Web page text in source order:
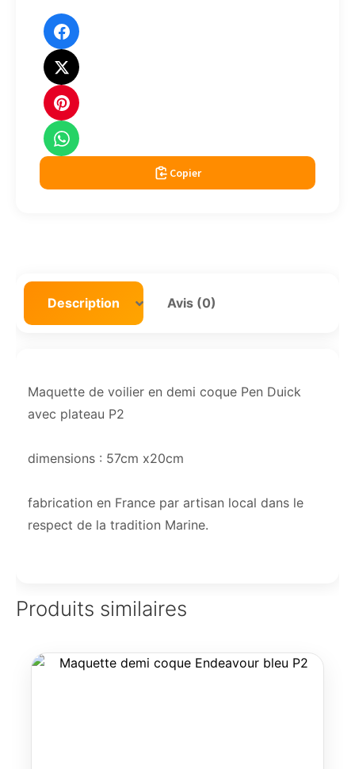
Copier
Description Avis (0)
Maquette de voilier en demi coque Pen Duick
avec plateau P2
dimensions : 57cm x20cm
fabrication en France par artisan local dans le
respect de la tradition Marine.
Produits similaires